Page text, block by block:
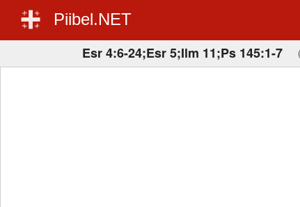
Piibel.NET
Esr 4:6-24;Esr 5;Ilm 11;Ps 145:1-7